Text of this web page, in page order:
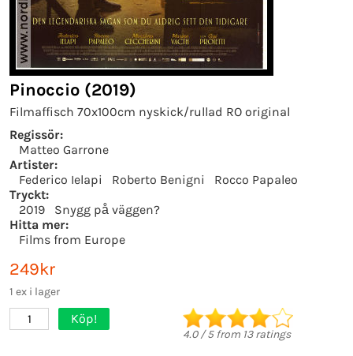
Pinoccio (2019)
Filmaffisch 70x100cm nyskick/rullad RO original
Regissör:
Matteo Garrone
Artister:
Federico Ielapi
Roberto Benigni
Rocco Papaleo
Tryckt:
2019
Snygg på väggen?
Hitta mer:
Films from Europe
249kr
1 ex i lager
1 Köp!
4.0/5from 13ratings